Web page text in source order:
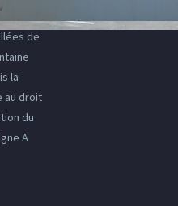
de
la
au droit
du
A